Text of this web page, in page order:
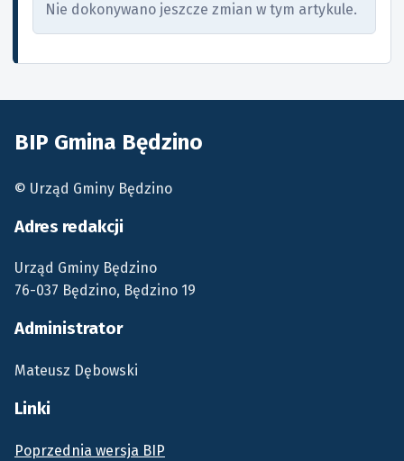
Nie dokonywano jeszcze zmian w tym artykule.
BIP Gmina Będzino
© Urząd Gminy Będzino
Adres redakcji
Urząd Gminy Będzino
76-037 Będzino, Będzino 19
Administrator
Mateusz Dębowski
Linki
Poprzednia wersja BIP